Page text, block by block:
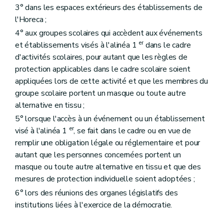
3° dans les espaces extérieurs des établissements de
l'Horeca ;
4° aux groupes scolaires qui accèdent aux événements
et établissements visés à l'alinéa 1 erdans le cadre
d'activités scolaires, pour autant que les règles de
protection applicables dans le cadre scolaire soient
appliquées lors de cette activité et que les membres du
groupe scolaire portent un masque ou toute autre
alternative en tissu ;
5° lorsque l'accès à un événement ou un établissement
visé à l'alinéa 1 er, se fait dans le cadre ou en vue de
remplir une obligation légale ou réglementaire et pour
autant que les personnes concernées portent un
masque ou toute autre alternative en tissu et que des
mesures de protection individuelle soient adoptées ;
6° lors des réunions des organes législatifs des
institutions liées à l'exercice de la démocratie.